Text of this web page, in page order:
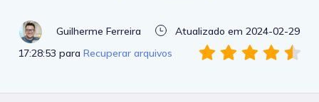
Guilherme Ferreira
Atualizado em 2024-02-29
17:28:53 para Recuperar arquivos